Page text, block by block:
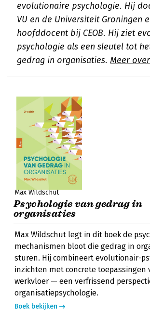
evolutionaire psychologie. Hij
VU en de Universiteit Groningen
hoofddocent bij CEOB. Hij ziet
psychologie als een sleutel tot
gedrag in organisaties. Meer
Max Wildschut
Psychologie van gedrag in
organisaties
Max Wildschut legt in dit boek de
mechanismen bloot die gedrag in
sturen. Hij combineert evolutionair-
inzichten met concrete toepassingen
werkvloer — een verfrissend
organisatiepsychologie.
Boek bekijken